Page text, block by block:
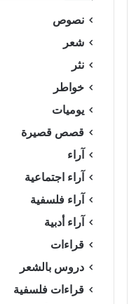
نصوص
شعر
نثر
خواطر
يوميات
قصص قصيرة
آراء
آراء اجتماعية
آراء فلسفية
آراء أدبية
قراءات
دروس بالشعر
قراءات فلسفية